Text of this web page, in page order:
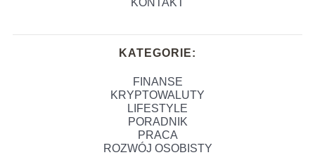
KONTAKT
KATEGORIE:
FINANSE
KRYPTOWALUTY
LIFESTYLE
PORADNIK
PRACA
ROZWÓJ OSOBISTY